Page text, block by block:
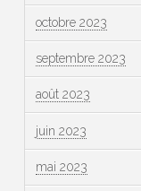
octobre 2023
septembre 2023
août 2023
juin 2023
mai 2023